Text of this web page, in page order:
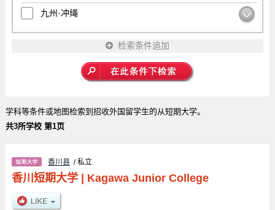
九州·冲绳
检索条件追加
学科等条件或地图检索到招收外国留学生的从短期大学。
共3所学校 第1页
香川县 / 私立
香川短期大学| Kagawa Junior College